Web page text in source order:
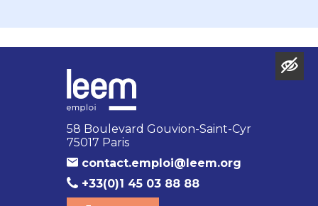
58 Boulevard Gouvion-Saint-Cyr
75017 Paris
contact.emploi@leem.org
+33(0)1 45 03 88 88